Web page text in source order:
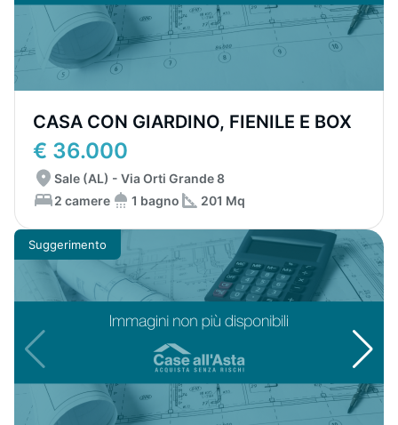
CASA CON GIARDINO, FIENILE E BOX
€ 36.000
Sale (AL) - Via Orti Grande 8
2 camere
1 bagno 201 Mq
Suggerimento